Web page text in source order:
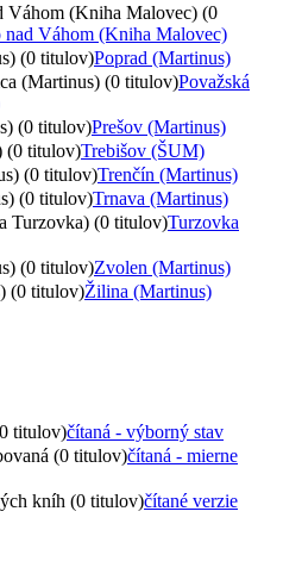
Váhom (Kniha Malovec) (0
nad Váhom (Kniha Malovec)
(0 titulov)Poprad (Martinus)
(Martinus) (0 titulov)Považská
(0 titulov)Prešov (Martinus)
(0 titulov)Trebišov (ŠUM)
(0 titulov)Trenčín (Martinus)
(0 titulov)Trnava (Martinus)
Turzovka) (0 titulov)Turzovka
(0 titulov)Zvolen (Martinus)
(0 titulov)Žilina (Martinus)
titulov)čítaná - výborný stav
(0 titulov)čítaná - mierne
kníh (0 titulov)čítané verzie